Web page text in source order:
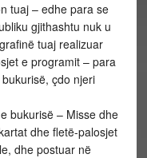
tuaj – edhe para se
gjithashtu nuk u
tuaj realizuar
e programit – para
çdo njeri
bukurisë – Misse dhe
dhe fletë-palosjet
dhe postuar në